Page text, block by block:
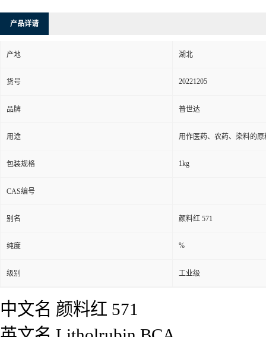
产品详请
产地 湖北
货号 20221205
品牌 普世达
用途 用作医药、农药、染料的
包装规格 1kg
CAS编号
别名 颜料红 571
纯度 %
级别 工业级
中文名 颜料红 571